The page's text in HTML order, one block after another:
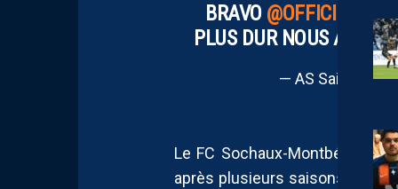
BRAVO @OFFICIELRAF,
PLUS DUR NOUS
— AS Saint-
Le FC Sochaux-Montbéliard,
après plusieurs saisons